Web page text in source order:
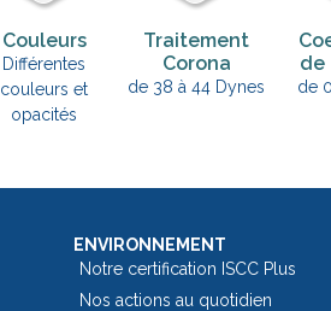
Couleurs
Différentes
couleurs et
opacités
Traitement
Corona
de 38 à 44 Dynes
de
de
ENVIRONNEMENT
Notre certification ISCC Plus
Nos actions au quotidien